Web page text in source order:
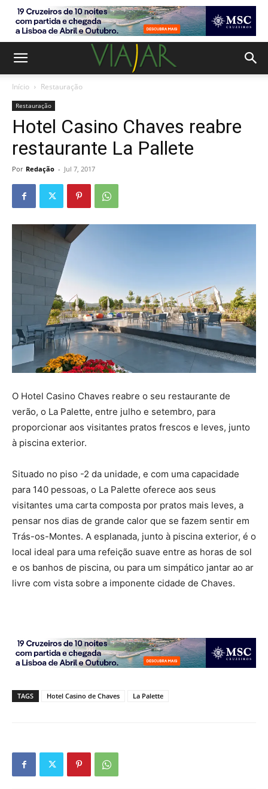
Início Restauração
Restauração
Hotel Casino Chaves reabre
restaurante La Pallete
Por Redação - Jul 7, 2017
O Hotel Casino Chaves reabre o seu restaurante de
verão, o La Palette, entre julho e setembro, para
proporcionar aos visitantes pratos frescos e leves, junto
à piscina exterior.
Situado no piso -2 da unidade, e com uma capacidade
para 140 pessoas, o La Palette oferece aos seus
visitantes uma carta composta por pratos mais leves, a
pensar nos dias de grande calor que se fazem sentir em
Trás-os-Montes. A esplanada, junto à piscina exterior, é o
local ideal para uma refeição suave entre as horas de sol
e os banhos de piscina, ou para um simpático jantar ao ar
livre com vista sobre a imponente cidade de Chaves.
TAGS Hotel Casino de Chaves La Palette